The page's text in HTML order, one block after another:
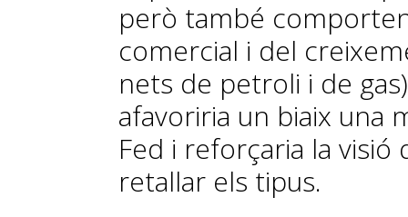
però també
comercial i del
nets de petroli i de
afavoriria un biaix una
Fed i reforçaria la
retallar els tipus.